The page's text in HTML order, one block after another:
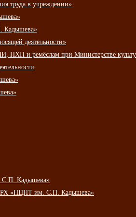
труда в учреждении»
Кадышева»
деятельности»
НХП и ремёслам при Министерстве
С.П. Кадышева»
РХ «НЦНТ им. С.П. Кадышева»